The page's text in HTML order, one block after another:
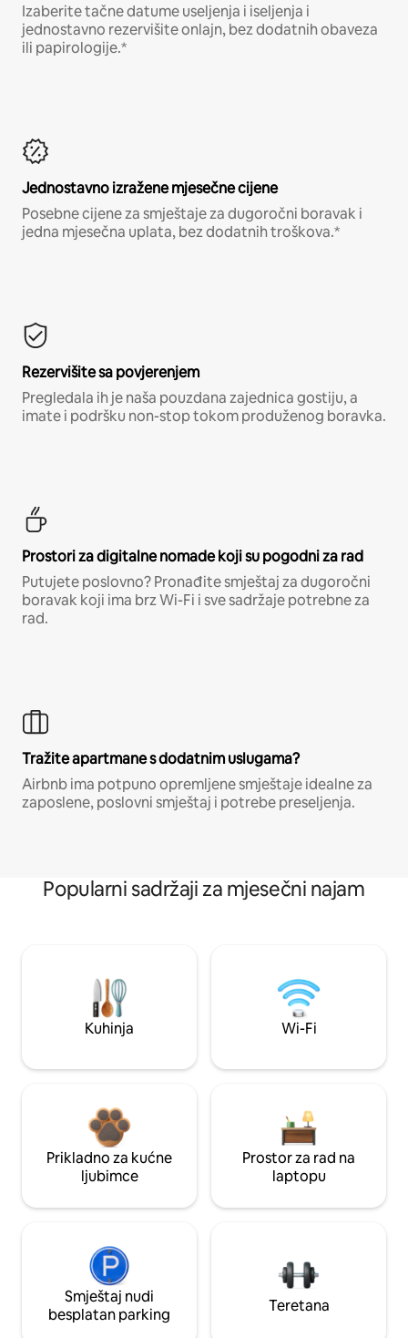
Izaberite tačne datume useljenja i iseljenja i
jednostavno rezervišite onlajn, bez dodatnih obaveza
ili papirologije.*
Jednostavno izražene mjesečne cijene
Posebne cijene za smještaje za dugoročni boravak i
jedna mjesečna uplata, bez dodatnih troškova.*
Rezervišite sa povjerenjem
Pregledala ih je naša pouzdana zajednica gostiju, a
imate i podršku non-stop tokom produženog boravka.
Prostori za digitalne nomade koji su pogodni za rad
Putujete poslovno? Pronađite smještaj za dugoročni
boravak koji ima brz Wi-Fi i sve sadržaje potrebne za
rad.
Tražite apartmane s dodatnim uslugama?
Airbnb ima potpuno opremljene smještaje idealne za
zaposlene, poslovni smještaj i potrebe preseljenja.
Popularni sadržaji za mjesečni najam
Kuhinja Wi-Fi
Prikladno za kućne
ljubimce
Prostor za rad na
laptopu
Smještaj nudi
besplatan parking
Teretana